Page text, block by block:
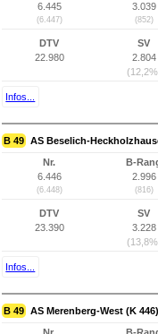
6.445
(6.447)
3.039
(852)
DTV
22.980
SV
2.804
Infos...
B 49 AS Beselich-
Nr.
6.446
(6.448)
B-
2.996
(816)
DTV
23.390
SV
3.228
Infos...
B 49 AS Merenberg-West (K